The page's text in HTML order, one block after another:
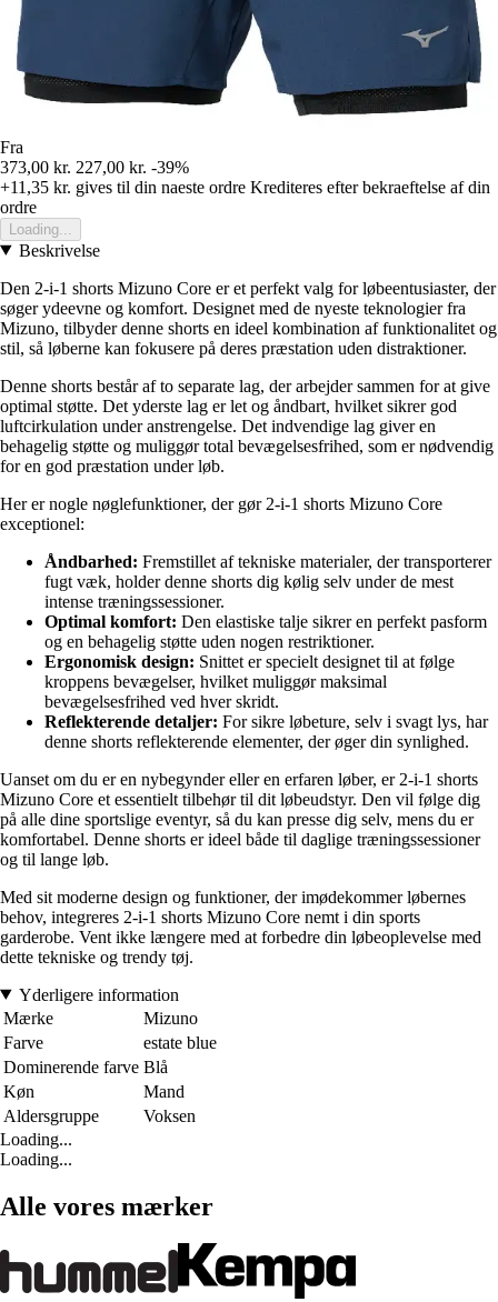
Fra
373,00 kr. 227,00 kr. -39%
+11,35 kr. gives til din naeste ordre Krediteres efter bekraeftelse af din
ordre
Loading...
Beskrivelse
Den 2-i-1 shorts Mizuno Core er et perfekt valg for løbeentusiaster, der
søger ydeevne og komfort. Designet med de nyeste teknologier fra
Mizuno, tilbyder denne shorts en ideel kombination af funktionalitet og
stil, så løberne kan fokusere på deres præstation uden distraktioner.
Denne shorts består af to separate lag, der arbejder sammen for at give
optimal støtte. Det yderste lag er let og åndbart, hvilket sikrer god
luftcirkulation under anstrengelse. Det indvendige lag giver en
behagelig støtte og muliggør total bevægelsesfrihed, som er nødvendig
for en god præstation under løb.
Her er nogle nøglefunktioner, der gør 2-i-1 shorts Mizuno Core
exceptionel:
Åndbarhed: Fremstillet af tekniske materialer, der transporterer
fugt væk, holder denne shorts dig kølig selv under de mest
intense træningssessioner.
Optimal komfort: Den elastiske talje sikrer en perfekt pasform
og en behagelig støtte uden nogen restriktioner.
Ergonomisk design: Snittet er specielt designet til at følge
kroppens bevægelser, hvilket muliggør maksimal
bevægelsesfrihed ved hver skridt.
Reflekterende detaljer: For sikre løbeture, selv i svagt lys, har
denne shorts reflekterende elementer, der øger din synlighed.
Uanset om du er en nybegynder eller en erfaren løber, er 2-i-1 shorts
Mizuno Core et essentielt tilbehør til dit løbeudstyr. Den vil følge dig
på alle dine sportslige eventyr, så du kan presse dig selv, mens du er
komfortabel. Denne shorts er ideel både til daglige træningssessioner
og til lange løb.
Med sit moderne design og funktioner, der imødekommer løbernes
behov, integreres 2-i-1 shorts Mizuno Core nemt i din sports
garderobe. Vent ikke længere med at forbedre din løbeoplevelse med
dette tekniske og trendy tøj.
Yderligere information
Mærke
Mizuno
Farve
estate blue
Dominerende farve Blå
Køn
Mand
Aldersgruppe
Voksen
Loading...
Loading...
Alle vores mærker